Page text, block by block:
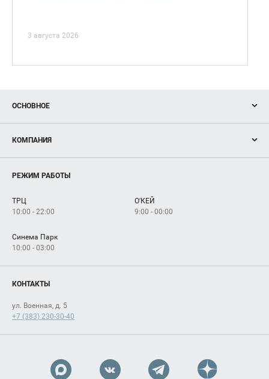
3 августа 2026
ОСНОВНОЕ
Новости
Магазины
Услуги
КОМПАНИЯ
Рекламодателям
Как добраться
РЕЖИМ РАБОТЫ
ТРЦ
10:00 - 22:00
О'КЕЙ
9:00 - 00:00
Синема Парк
10:00 - 03:00
КОНТАКТЫ
ул. Военная, д. 5
+7 (383) 230-30-40